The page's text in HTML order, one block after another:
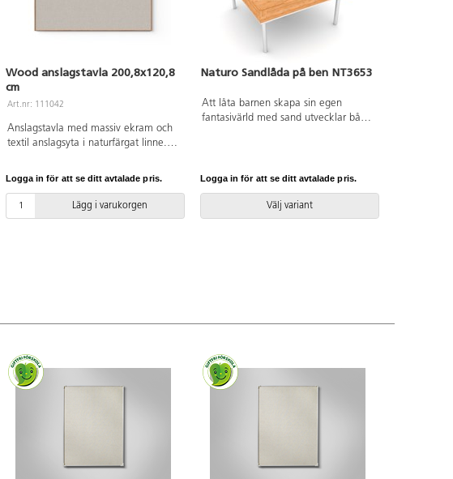
Wood anslagstavla 200,8x120,8
cm
Art.nr: 111042
Anslagstavla med massiv ekram och
textil anslagsyta i naturfärgat linne.
av kontors- eller utbildningsmiljöer.
Dolda beslag. Finns även med
Logga in för att se ditt avtalade pris.
Lägg i varukorgen
Naturo Sandlåda på ben NT3653
Att låta barnen skapa sin egen
fantasivärld med sand utvecklar både
av leken. Konstruktionen är
tillgänglighetsanpassad. Vid
installation ska alltid den medföljande
manualen användas. Den senaste
Logga in för att se ditt avtalade pris.
Välj variant